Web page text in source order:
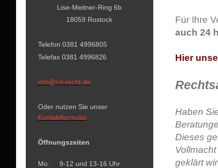
Für Ihre
auch 24
Hier
Haben
Dieses
geklärt
Lise-Meitner-Ring 6b
18059 Rostock
Telefon 0381 4996805
Telefax 0381 4996826
info@rrt-recht.de
Oder nutzen Sie unser
Kontaktformular.
Öffnungszeiten
Mo. 9-12 und 13-16 Uhr